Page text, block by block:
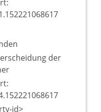
der
id>